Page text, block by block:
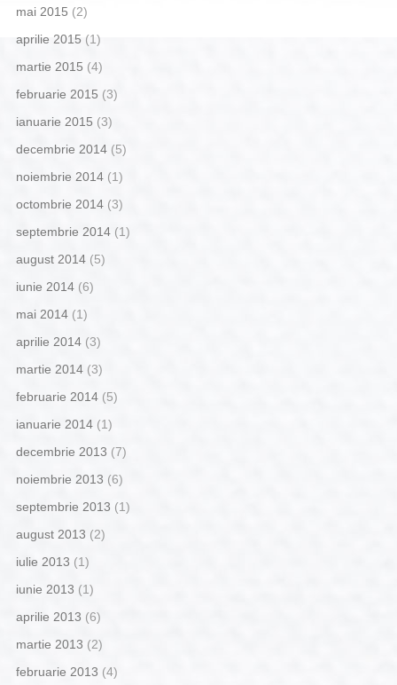
mai 2015 (2)
aprilie 2015(1)
martie 2015 (4)
februarie 2015 (3)
ianuarie 2015 (3)
decembrie 2014(5)
noiembrie 2014(1)
octombrie 2014(3)
septembrie 2014(1)
august 2014(5)
iunie 2014(6)
mai 2014(1)
aprilie 2014(3)
martie 2014(3)
februarie 2014(5)
ianuarie 2014(1)
decembrie 2013 (7)
noiembrie 2013 (6)
septembrie 2013 (1)
august 2013 (2)
iulie 2013 (1)
iunie 2013 (1)
aprilie 2013 (6)
martie 2013 (2)
februarie 2013 (4)